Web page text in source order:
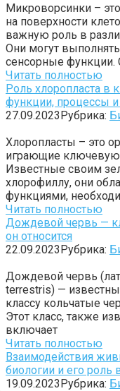
Микроворсинки –
на поверхности
важную роль в
Они могут
сенсорные функции.
Читать полностью
Роль хлоропласта в
функции, процессы
27.09.2023Рубрика:
Хлоропласты – это
играющие ключевую
Известные своим
хлорофиллу, они
функциями,
Читать полностью
Дождевой червь —
он относится
22.09.2023Рубрика:
Дождевой червь
terrestris) —
классу кольчатые
Этот класс, также
включает
Читать полностью
Взаимодействия
биологии и его роль
19.09.2023Рубрика: